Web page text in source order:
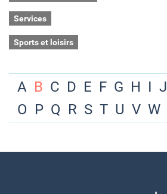
Services
Sports et loisirs
A B C D E F G H I J
O P Q R S T U V W